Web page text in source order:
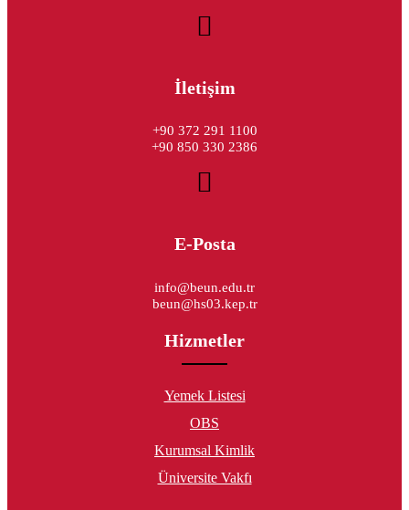
İletişim
+90 372 291 1100
+90 850 330 2386
E-Posta
info@beun.edu.tr
beun@hs03.kep.tr
Hizmetler
Yemek Listesi
OBS
Kurumsal Kimlik
Üniversite Vakfı